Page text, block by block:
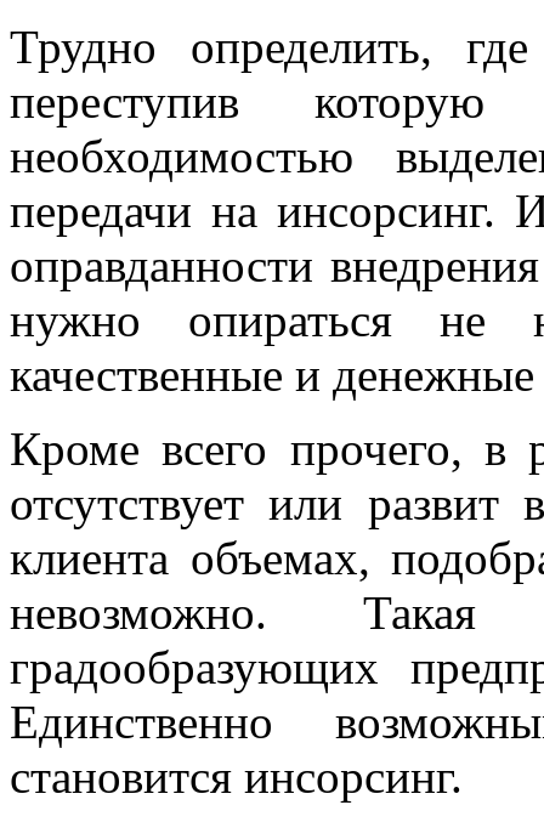
Трудно определить,
переступив которую
необходимостью
передачи на инсорсинг.
оправданности
нужно опираться не
качественные и денежные
Кроме всего прочего, в
отсутствует или
клиента объемах,
невозможно.
градообразующих
Единственно
становится инсорсинг.